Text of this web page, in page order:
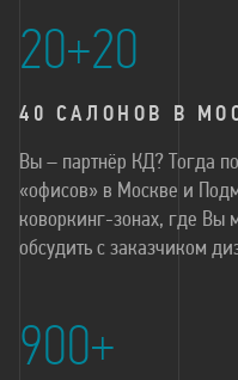
20+20
40 САЛОНОВ В
Вы – партнёр КД? Тогда
«офисов» в Москве и
коворкинг-зонах, где Вы
обсудить с заказчиком
900+